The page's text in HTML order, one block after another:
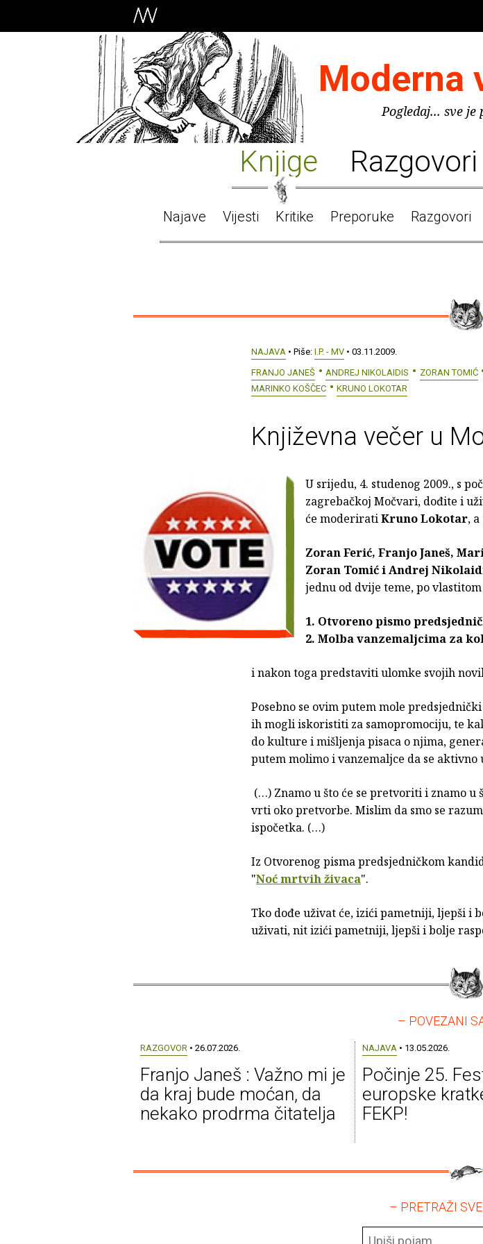
Moderna
Pogledaj... sve je
Knjige Razgovori
Najave Vijesti Kritike Preporuke Razgovori
NAJAVA • Piše: I.P. - MV • 03.11.2009.
FRANJO JANEŠ
ANDREJ NIKOLAIDIS ZORAN TOMIĆ
MARINKO KOŠČEC
KRUNO LOKOTAR
Književna večer u
U srijedu, 4. studenog 2009., s
zagrebačkoj Močvari, dođite i
će moderiratiKruno Lokotar,
Zoran Ferić, Franjo Janeš,
Zoran Tomić i Andrej
jednu od dvije teme, po
1. Otvoreno pismo
2. Molba vanzemaljcima za
i nakon toga predstaviti ulomke svojih
Posebno se ovim putem mole
ih mogli iskoristiti za samopromociju, te
do kulture i mišljenja pisaca o njima,
putem molimo i vanzemaljce da se
(…) Znamo u što će se pretvoriti i znamo u
vrti oko pretvorbe. Mislim da smo se
ispočetka. (…)
Iz Otvorenog pisma predsjedničkom
"Noć mrtvih živaca".
Tko dođe uživat će, izići pametniji, ljepši i
uživati, nit izići pametniji, ljepši i bolje
– POVEZANI
RAZGOVOR • 26.07.2026.
Franjo Janeš : Važno mi je
da kraj bude moćan, da
nekako prodrma čitatelja
NAJAVA • 13.05.2026.
Počinje 25.
europske
FEKP!
– PRETRAŽI